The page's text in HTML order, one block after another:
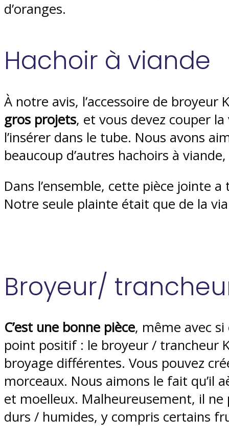
d’oranges.
Hachoir à viande
À notre avis, l’accessoire de broyeur
gros projets, et vous devez couper
l’insérer dans le tube. Nous avons
beaucoup d’autres hachoirs à
Dans l’ensemble, cette pièce jointe
Notre seule plainte était que de la
Broyeur/
C’est une bonne pièce, même avec
point positif : le broyeur / trancheur
broyage différentes. Vous pouvez
morceaux. Nous aimons le fait qu’il
et moelleux. Malheureusement, il
durs / humides, y compris certains